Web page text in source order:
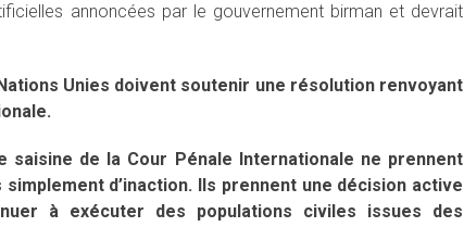
annoncées par le gouvernement birman et devrait
Unies doivent soutenir une résolution renvoyant
saisine de la Cour Pénale Internationale ne prennent
d’inaction. Ils prennent une décision active
à exécuter des populations civiles issues des